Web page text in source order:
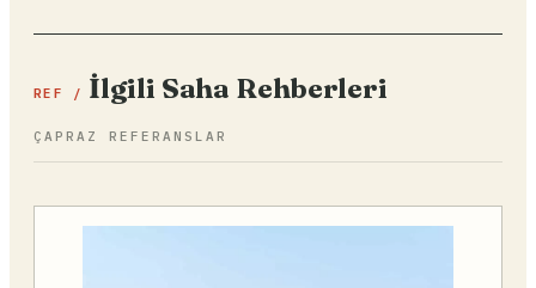
REF / İlgili Saha Rehberleri
ÇAPRAZ REFERANSLAR